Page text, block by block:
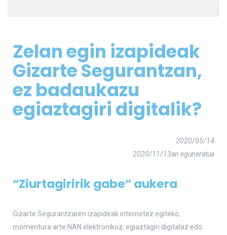
Zelan egin izapideak
Gizarte Segurantzan,
ez badaukazu
egiaztagiri digitalik?
2020/05/14
2020/11/13an eguneratua
“Ziurtagiririk gabe” aukera
Gizarte Segurantzaren izapideak internetez egiteko,
momentura arte NAN elektronikoz, egiaztagiri digitalaz edo